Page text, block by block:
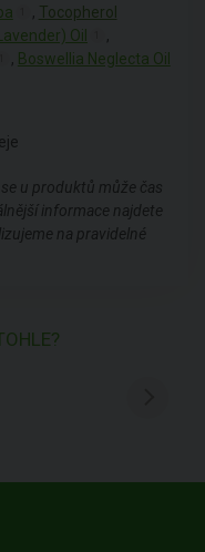
, Tocopherol
Oil
,
, Boswellia Neglecta Oil
u produktů může čas
informace najdete
na pravidelné